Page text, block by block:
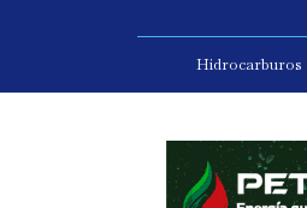
Hidrocarburos